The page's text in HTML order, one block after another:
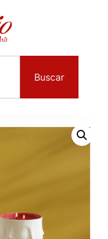
Buscar